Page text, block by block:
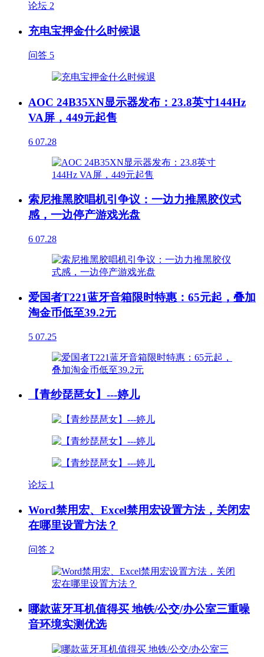
论坛 2
充电宝押金什么时候退
问答 5
AOC 24B35XN显示器发布：23.8英寸144Hz
VA屏，449元起售
6 07.28
索尼推黑胶唱机引争议：一边力推黑胶仪式
感，一边停产游戏光盘
6 07.28
爱国者T221蓝牙音箱限时特惠：65元起，叠加
淘金币低至39.2元
5 07.25
【青纱琵琶女】---婷儿
论坛 1
Word禁用宏、Excel禁用宏设置方法，关闭宏
在哪里设置方法？
问答 2
哪款蓝牙耳机值得买 地铁/公交/办公室三重噪
音环境实测优选